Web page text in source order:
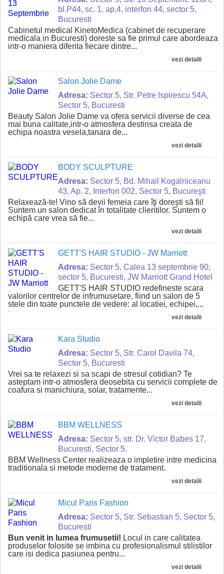
bl.P44, sc. 1, ap.4, interfon 44, sector 5,
Bucuresti
Cabinetul medical KinetoMedica (cabinet de recuperare
medicala in Bucuresti) doreste sa fie primul care abordeaza
intr-o maniera diferita fiecare dintre...
vezi detalii
Salon Jolie Dame
Adresa: Sector 5, Str. Petre Ispirescu 54A,
Sector 5, Bucuresti
Beauty Salon Jolie Dame va ofera servicii diverse de cea
mai buna calitate,intr-o atmosfera destinsa creata de
echipa noastra vesela,tanara de...
vezi detalii
BODY SCULPTURE
Adresa: Sector 5, Bd. Mihail Kogalniceanu
43, Ap. 2, Interfon 002, Sector 5, Bucureşti
Relaxează-te! Vino să devii femeia care îţi doreşti să fii!
Suntem un salon dedicat în totalitate clientilor. Suntem o
echipă care vrea să fie...
vezi detalii
GETT'S HAIR STUDIO - JW Marriott
Adresa: Sector 5, Calea 13 septembrie 90,
sector 5, Bucuresti, JW Marriott Grand Hotel
GETT'S HAIR STUDIO redefineste scara
valorilor centrelor de infrumusetare, fiind un salon de 5
stele din toate punctele de vedere: al locatiei, echipei,...
vezi detalii
Kara Studio
Adresa: Sector 5, Str. Carol Davila 74,
Sector 5, Bucuresti
Vrei sa te relaxezi si sa scapi de stresul cotidian? Te
asteptam intr-o atmosfera deosebita cu servicii complete de
coafura si manichiura, solar, tratamente...
vezi detalii
BBM WELLNESS
Adresa: Sector 5, str. Dr. Victor Babes 17,
Bucuresti, Sector 5.
BBM Wellness Center realizeaza o impletire intre medicina
traditionala si metode moderne de tratament.
vezi detalii
Micul Paris Fashion
Adresa: Sector 5, Str. Sebastian 5, Sector 5,
Bucuresti
Bun venit in lumea frumusetii! Locul in care calitatea
produselor folosite se imbina cu profesionalismul stilistilor
care isi dedica pasiunea pentru...
vezi detalii